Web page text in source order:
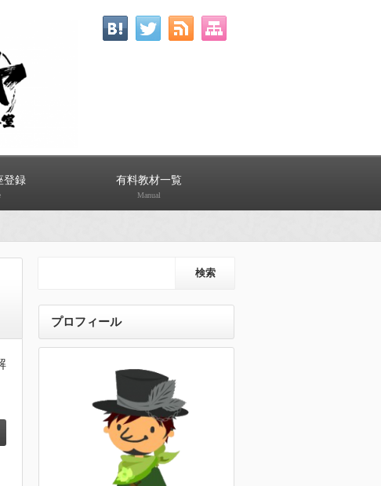
登録 有料教材一覧
Manual
プロフィール